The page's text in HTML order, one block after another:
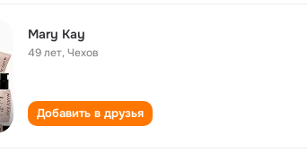
Mary Kay
49 лет,Чехов
Добавить в друзья